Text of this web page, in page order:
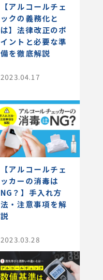
【アルコールチェ
ックの義務化と
は】法律改正のポ
イントと必要な準
備を徹底解説
2023.04.17
【アルコールチェ
ッカーの消毒は
NG？】手入れ方
法・注意事項を解
説
2023.03.28